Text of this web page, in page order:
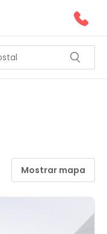
Mostrar mapa